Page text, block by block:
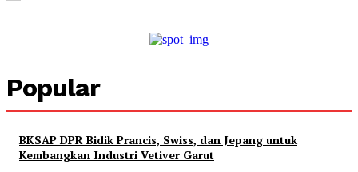
Popular
BKSAP DPR Bidik Prancis, Swiss, dan Jepang untuk
Kembangkan Industri Vetiver Garut